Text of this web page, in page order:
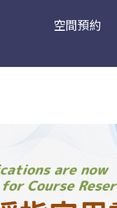
空間預約